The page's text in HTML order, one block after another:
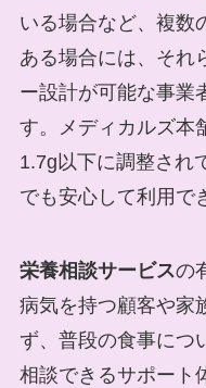
いる場合など、複数
ある場合には、それ
ー設計が可能な事業
す。メディカルズ本
1.7g以下に調整され
でも安心して利用で
栄養相談サービスの
病気を持つ顧客や家
ず、普段の食事につ
相談できるサポート